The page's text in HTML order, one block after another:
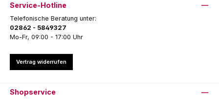
Service-Hotline
Telefonische Beratung unter:
02862 - 5849327
Mo-Fr, 09:00 - 17:00 Uhr
Vertrag widerrufen
Shopservice